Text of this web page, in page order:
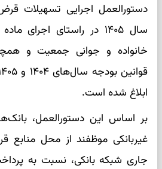
دستورالعمل اجرایی تسهیلات
خانواده و جوانی جمعیت و
ابلاغ شده است.
بر اساس این دستورالعمل،
غیربانکی موظفند از محل منابع
جاری شبکه بانکی، نسبت به